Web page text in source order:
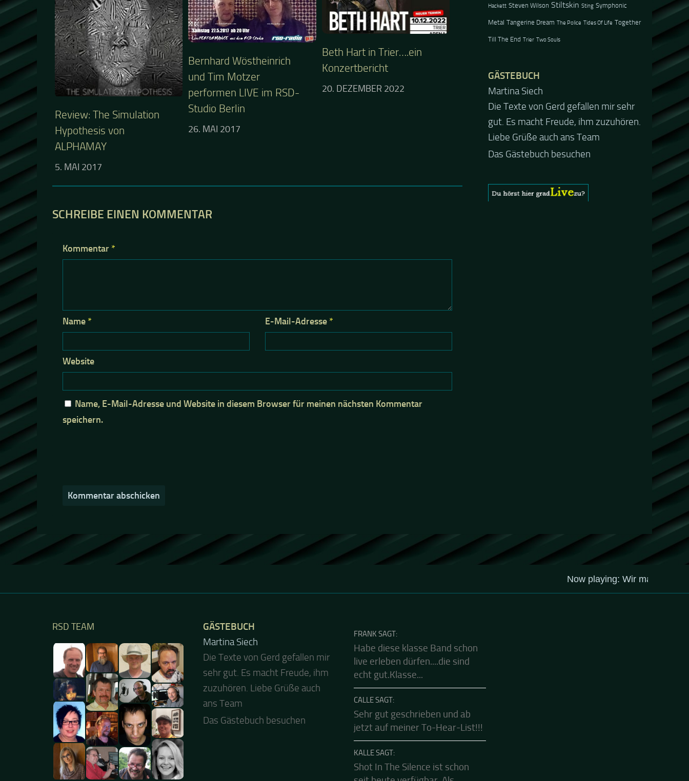
Review: The Simulation
Hypothesis von
ALPHAMAY
5. MAI 2017
Bernhard Wöstheinrich
und Tim Motzer
performen LIVE im RSD-
Studio Berlin
26. MAI 2017
Beth Hart in Trier….ein
Konzertbericht
20. DEZEMBER 2022
SCHREIBE EINEN KOMMENTAR
Kommentar *
Name * E-Mail-Adresse *
Website
Name, E-Mail-Adresse und Website in diesem Browser für meinen nächsten Kommentar
speichern.
Hackett Steven Wilson Stiltskin Sting Symphonic
Metal Tangerine Dream The Police Tides Of Life Together
Till The End Trier Two Souls
GÄSTEBUCH
Jacel
Guten Abend und auch von uns
nochmals besten Dank für die tolle
Mucke zur Party! Der aktuelle Live
Stream ist eine schöne
Das Gästebuch besuchen
RSD TEAM GÄSTEBUCH
Jacel
Guten Abend und auch von uns
nochmals besten Dank für die
tolle Mucke zur Party! Der
aktuelle Live Stream ist eine
schöne Zusammenfassung -
FRANK SAGT:
Habe diese klasse Band schon
live erleben dürfen....die sind
echt gut.Klasse...
CALLE SAGT:
Sehr gut geschrieben und ab
jetzt auf meiner To-Hear-List!!!
KALLE SAGT:
Shot In The Silence ist schon